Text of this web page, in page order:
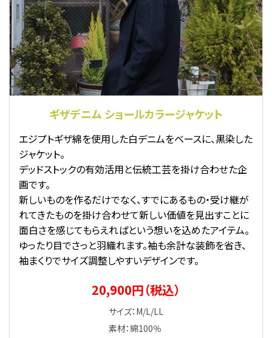
ギザデニム ショールカラージャケット
エジプトギザ綿を使用した白デニムをベースに、黒染した
ジャケット。
デッドストックの有効活用と伝統工芸を掛け合わせた企
画です。
新しいものを作るだけでなく、すでにあるもの・受け継が
れてきたものを掛け合わせて新しい価値を見出すことに
面白さを感じてもらえればという想いを込めたアイテム。
ゆったり目でさっと羽織れます。袖も余計な装飾を省き、
袖まくりでサイズ調整しやすいデザインです。
20,900円（税込）
サイズ：M/L/LL
素材：綿100％